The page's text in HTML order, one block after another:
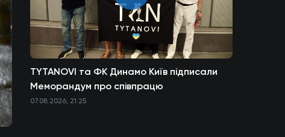
TYTANOVI та ФК Динамо Київ підписали
Меморандум про співпрацю
07.08.2026, 21:25